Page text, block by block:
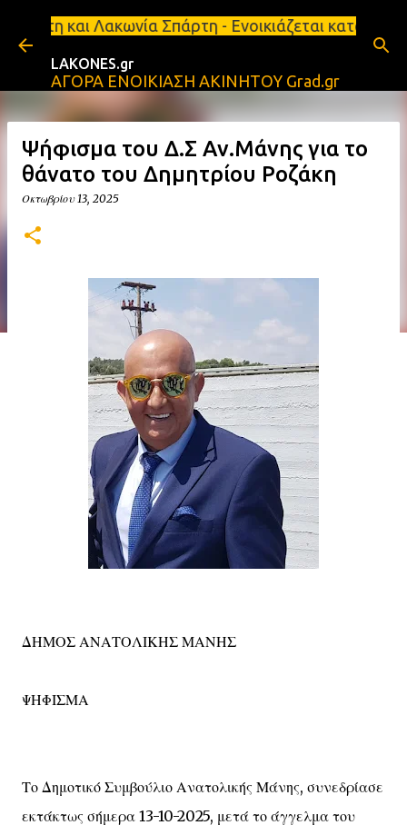
Μετάβαση στο κύριο περιεχόμενο
Σπάρτη - Ενοικιάζεται κατάστημα 134
LAKONES.gr
ΑΓΟΡΑ ΕΝΟΙΚΙΑΣΗ ΑΚΙΝΗΤΟΥ Grad.gr
Ψήφισμα του Δ.Σ Αν.Μάνης για το
θάνατο του Δημητρίου Ροζάκη
Οκτωβρίου 13, 2025
ΔΗΜΟΣ ΑΝΑΤΟΛΙΚΗΣ ΜΑΝΗΣ
ΨΗΦΙΣΜΑ
Το Δημοτικό Συμβούλιο Ανατολικής Μάνης, συνεδρίασε
εκτάκτως σήμερα 13-10-2025, μετά το άγγελμα του